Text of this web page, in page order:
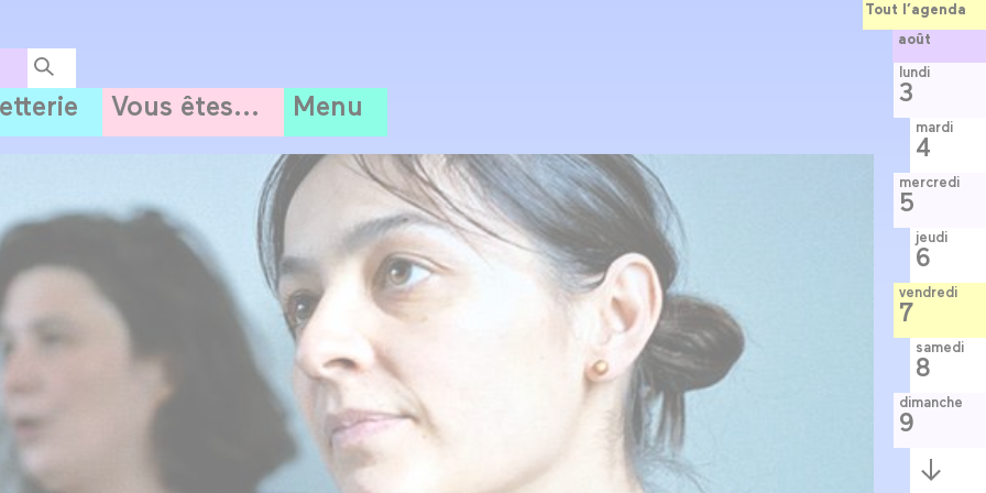
Vous êtes... Menu
Tout l’agenda
août
lundi
3
mardi
4
mercredi
5
jeudi
6
vendredi
7
samedi
8
dimanche
9
Semaine
suivante